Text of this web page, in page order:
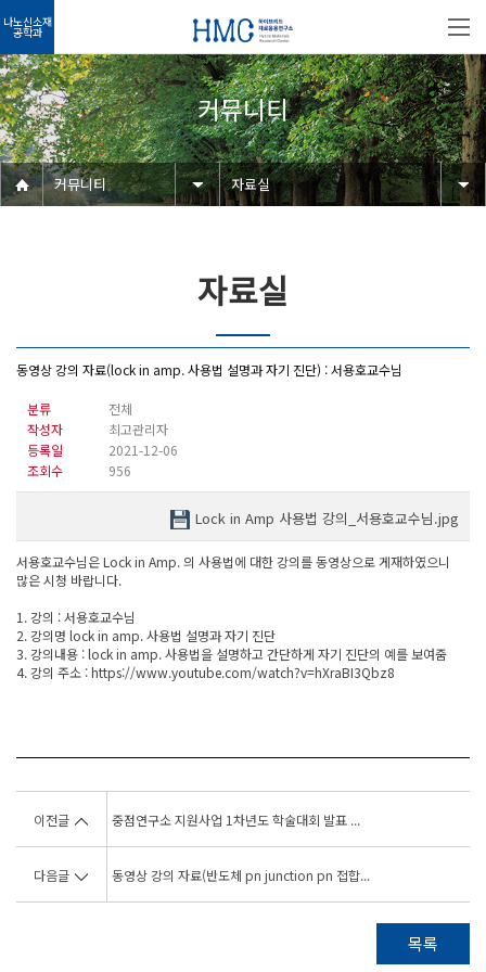
나노신소재
공학과
커뮤니티
커뮤니티 자료실
자료실
동영상 강의 자료(lock in amp. 사용법 설명과 자기 진단) : 서용호교수님
분류
전체
작성자
최고관리자
등록일
2021-12-06
조회수
956
Lock in Amp 사용법 강의_서용호교수님.jpg
서용호교수님은 Lock in Amp. 의 사용법에 대한 강의를 동영상으로 게재하였으니
많은 시청 바랍니다.
1. 강의 : 서용호교수님
2. 강의명 lock in amp. 사용법 설명과 자기 진단
3. 강의내용 : lock in amp. 사용법을 설명하고 간단하게 자기 진단의 예를 보여줌
4. 강의 주소 : https://www.youtube.com/watch?v=hXraBI3Qbz8
이전글 중점연구소 지원사업 1차년도 학술대회 발표 ...
다음글 동영상 강의 자료(반도체 pn junction pn 접합...
목록